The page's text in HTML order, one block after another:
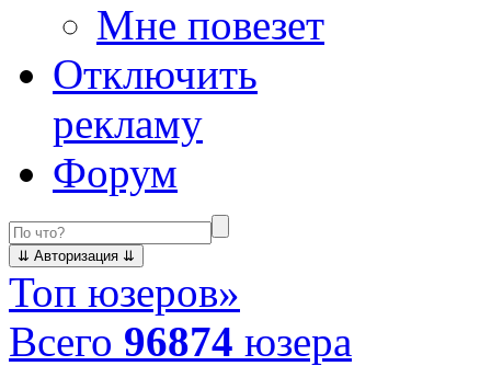
Мне повезет
Отключить
рекламу
Форум
Топ юзеров»
Всего 96874 юзера